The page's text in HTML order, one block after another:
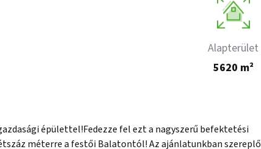
Alapterület
5620 m²
épülettel!Fedezze fel ezt a nagyszerű befektetési
méterre a festői Balatontól! Az ajánlatunkban szereplő